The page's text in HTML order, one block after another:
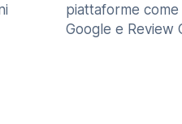
piattaforme
Google e Review